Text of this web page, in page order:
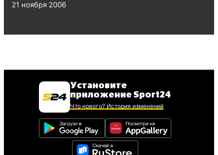
21 ноября 2006
Установите
приложение Sport24
Что нового? История изменений